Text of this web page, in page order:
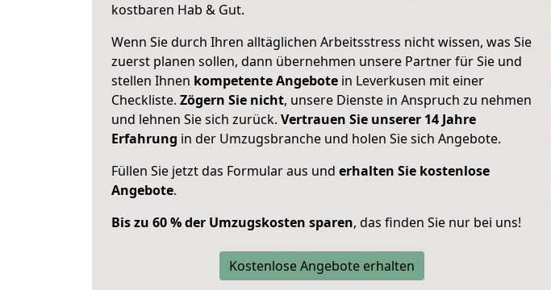
kostbaren Hab & Gut.
Wenn Sie durch Ihren alltäglichen Arbeitsstress nicht wissen, was Sie
zuerst planen sollen, dann übernehmen unsere Partner für Sie und
stellen Ihnen kompetente Angebote in Leverkusen mit einer
Checkliste. Zögern Sie nicht, unsere Dienste in Anspruch zu nehmen
und lehnen Sie sich zurück. Vertrauen Sie unserer 14 Jahre
Erfahrung in der Umzugsbranche und holen Sie sich Angebote.
Füllen Sie jetzt das Formular aus und erhalten Sie kostenlose
Angebote.
Bis zu 60 % der Umzugskosten sparen, das finden Sie nur bei uns!
Kostenlose Angebote erhalten